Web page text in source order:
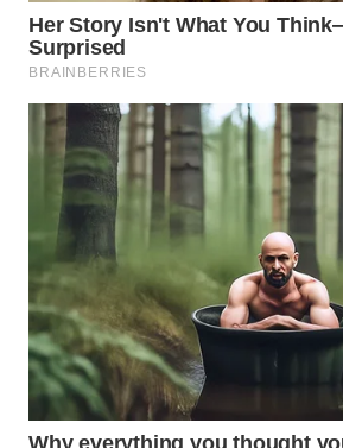
WAHANANEWS
NET
WAHANA
SPORT
WAHANA
UMKM
WAHANA
SELEB
WAHANA
PERSONA